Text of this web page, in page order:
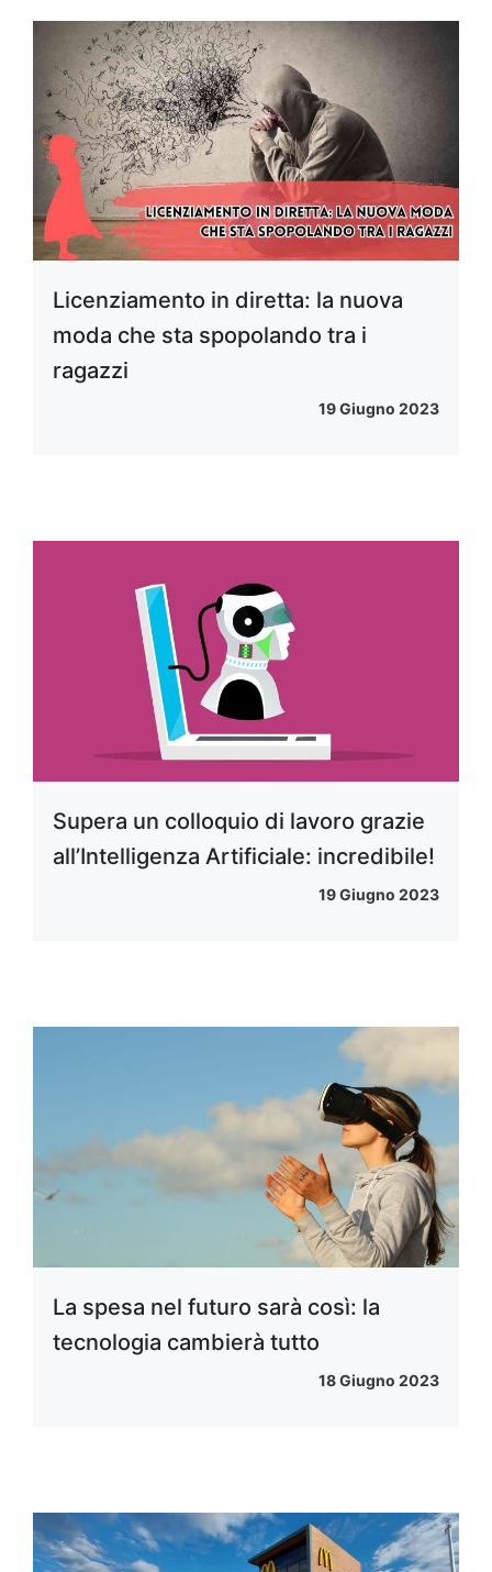
Licenziamento in diretta: la nuova
moda che sta spopolando tra i
ragazzi
19 Giugno 2023
Supera un colloquio di lavoro grazie
all’Intelligenza Artificiale: incredibile!
19 Giugno 2023
La spesa nel futuro sarà così: la
tecnologia cambierà tutto
18 Giugno 2023